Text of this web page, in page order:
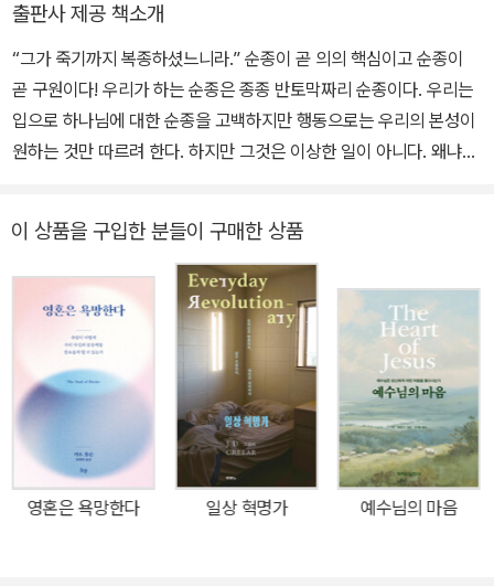
고, 식어가는 현대 그리스도인들의 심령에 하늘 불을 지피고 있다. 대
표작으로 「기도가 전부가 되게 하라」 「내가 죽어야 성령이 산다」 「성
령으로 살고 성령으로 행하라」 「하나님의 보물창고를 열라」 「100%
응답받는 영적 능력의 비밀」 「그리스도를 본받는 제자의 도」 「죽을만
큼 겸손하라」 「죽을만큼 순종하라」 「머레이의 예수님처럼」 「머레이의
『시편』, 『누가복음』 등이 있다.
출판사 제공 책소개
“그가 죽기까지 복종하셨느니라.” 순종이 곧 의의 핵심이고 순종이
곧 구원이다! 우리가 하는 순종은 종종 반토막짜리 순종이다. 우리는
입으로 하나님에 대한 순종을 고백하지만 행동으로는 우리의 본성이
원하는 것만 따르려 한다. 하지만 그것은 이상한 일이 아니다. 왜냐하
가지가 바로 순종이었지만 그는 순종하지 못했고 모든 인류는 아담의
불순종으로 인해 불순종의 아들이 되었다. 피조물이 하나님을 영화롭
게 하고 그의 은총과 복을 누릴 수 있는 단 하나의 비결이 바로 순종이
다. 그래서 하나님은 그의 아들 예수 그리스도를 우리에게 보내셔서
우리에게 순종의 완벽한 예를 보여주셨다. 하나님 중심의 생각과 삶
을 살았던 앤드류 머레이 목사님은 그의 책 『순종의 학교』에서 우리
에게 진정한 순종에 대해 가르쳐주고 있다. 그는 순종을 이야기할 때
마다 그리스도의 순종을 중심에 두고, 순종이 곧 의의 핵심이자 구원
이라는 것을 말해준다. 하지만 그리스도의 순종으로 구원을 받은 우
리는 정작 그리스도를 본받아 순종하지 못했다. 그것은 우리가 하나
이 상품을 구입한 분들이 구매한 상품
영혼은 욕망한다 일상 혁명가 예수님의 마음